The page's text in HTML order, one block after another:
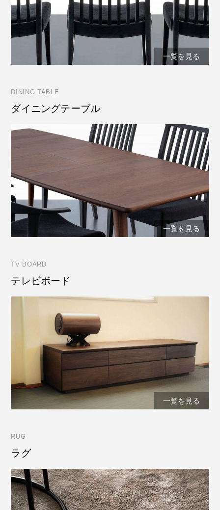
一覧を見る
DINING TABLE
ダイニングテーブル
一覧を見る
TV BOARD
テレビボード
一覧を見る
RUG
ラグ